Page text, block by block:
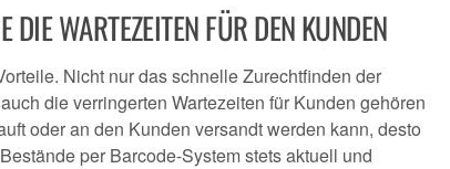
WARTEZEITEN FÜR DEN KUNDEN
Nicht nur das schnelle Zurechtfinden der
die verringerten Wartezeiten für Kunden gehören
oder an den Kunden versandt werden kann, desto
per Barcode-System stets aktuell und